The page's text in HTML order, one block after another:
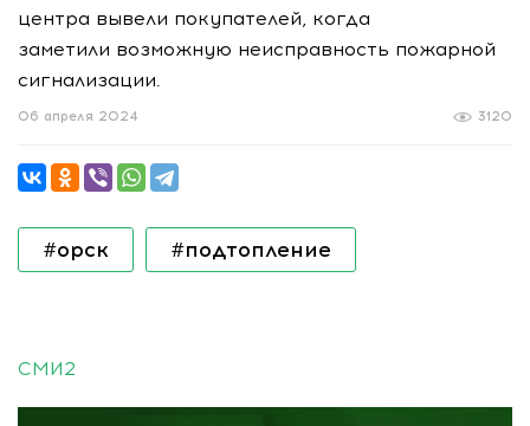
центра вывели покупателей, когда
заметили возможную неисправность пожарной
сигнализации.
3120
06 апреля 2024
#орск #подтопление
СМИ2